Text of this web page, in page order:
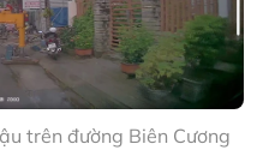
trên đường Biên Cương